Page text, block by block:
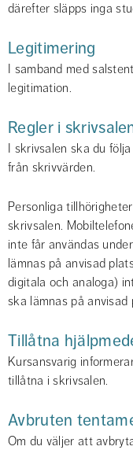
därefter släpps inga
Legitimering
I samband med
legitimation.
Regler i
I skrivsalen ska du
från skrivvärden.
Personliga
skrivsalen.
inte får användas
lämnas på anvisad
digitala och analoga)
ska lämnas på anvisad
Tillåtna
Kursansvarig
tillåtna i skrivsalen.
Avbruten
Om du väljer att